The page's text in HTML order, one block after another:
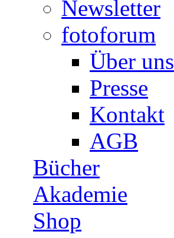
Newsletter
fotoforum
Über uns
Presse
Kontakt
AGB
Bücher
Akademie
Shop